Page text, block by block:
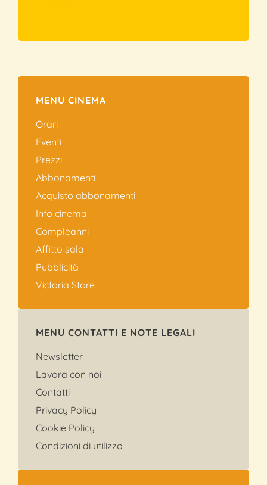
MENU CINEMA
Orari
Eventi
Prezzi
Abbonamenti
Acquisto abbonamenti
Info cinema
Compleanni
Affitto sala
Pubblicità
Victoria Store
MENU CONTATTI E NOTE LEGALI
Newsletter
Lavora con noi
Contatti
Privacy Policy
Cookie Policy
Condizioni di utilizzo